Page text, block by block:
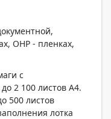
OHP - пленках,
с
2 100 листов А4.
500 листов
лотка